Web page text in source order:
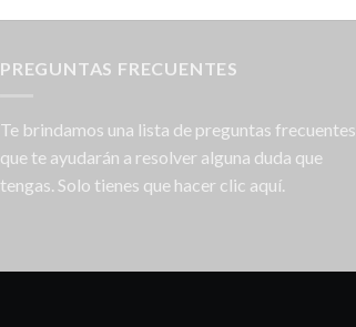
PREGUNTAS FRECUENTES
Te brindamos una lista de preguntas frecuentes
que te ayudarán a resolver alguna duda que
tengas. Solo tienes que hacer clic aquí.